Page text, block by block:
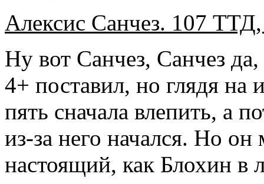
Алексис Санчез. 107
Ну вот Санчез, Санчез
4+ поставил, но глядя
пять сначала влепить, а
из-за него начался. Но
настоящий, как Блохин в